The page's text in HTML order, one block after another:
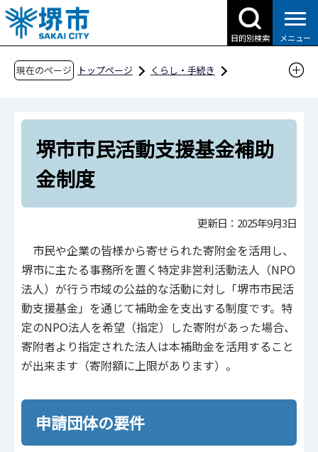
こ
の
ペ
目的別検索 メニュー
現在のページ トップページ
くらし・手続き
特定非営利活動法人（NPO法人）
堺市市民活動支援基金
堺市市民活動支援基金補助金制度
堺市市民活動支援基金補助
金制度
更新日：2025年9月3日
市民や企業の皆様から寄せられた寄附金を活用し、
堺市に主たる事務所を置く特定非営利活動法人（NPO
法人）が行う市域の公益的な活動に対し「堺市市民活
動支援基金」を通じて補助金を支出する制度です。特
定のNPO法人を希望（指定）した寄附があった場合、
寄附者より指定された法人は本補助金を活用すること
が出来ます（寄附額に上限があります）。
申請団体の要件